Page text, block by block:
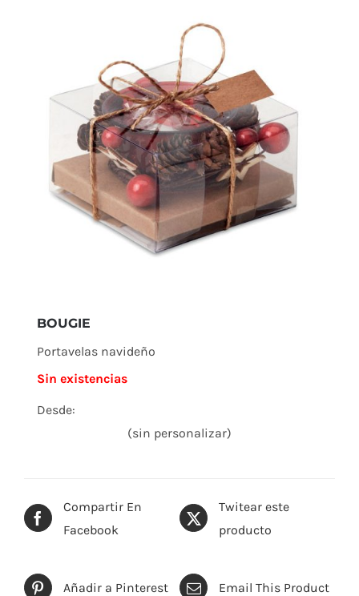
Compartir En
Facebook
Twitear este
producto
Añadir a Pinterest Email This Product
BOUGIE
Portavelas navideño
Sin existencias
Desde:
(sin personalizar)